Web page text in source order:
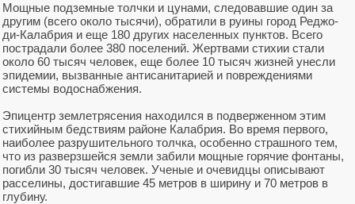
Мощные подземные толчки и цунами, следовавшие один за
другим (всего около тысячи), обратили в руины город Реджо-
ди-Калабрия и еще 180 других населенных пунктов. Всего
пострадали более 380 поселений. Жертвами стихии стали
около 60 тысяч человек, еще более 10 тысяч жизней унесли
эпидемии, вызванные антисанитарией и повреждениями
системы водоснабжения.
Эпицентр землетрясения находился в подверженном этим
стихийным бедствиям районе Калабрия. Во время первого,
наиболее разрушительного толчка, особенно страшного тем,
что из разверзшейся земли забили мощные горячие фонтаны,
погибли 30 тысяч человек. Ученые и очевидцы описывают
расселины, достигавшие 45 метров в ширину и 70 метров в
глубину.